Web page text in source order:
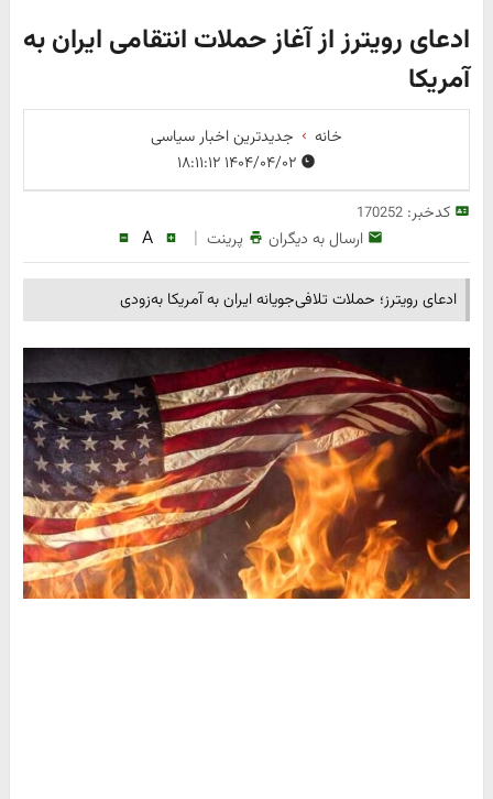
ادعای رویترز از آغاز حملات انتقامی ایران به
آمریکا
خانه
جدیدترین اخبار سیاسی
۱۴۰۴/۰۴/۰۲ ۱۸:۱۱:۱۲
کدخبر:170252
ارسال به دیگران پرینت |
A
ادعای رویترز؛ حملات تلافی‌جویانه ایران به آمریکا به‌زودی